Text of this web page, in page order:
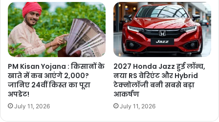
PM Kisan Yojana : किसानों के
खाते में कब आएंगे 2,000?
जानिए 24वीं किस्त का पूरा
अपडेट!
July 11, 2026
2027 Honda Jazz हुई लॉन्च,
नया RS वेरिएंट और Hybrid
टेक्नोलॉजी बनी सबसे बड़ा
आकर्षण
July 11, 2026